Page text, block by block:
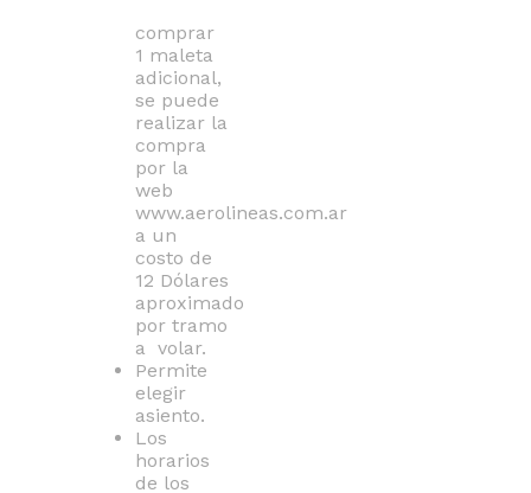
comprar
1 maleta
adicional,
se puede
realizar la
compra
por la
web
www.aerolineas.com.ar
a un
costo de
12 Dólares
aproximado
por tramo
a volar.
Permite
elegir
asiento.
Los
horarios
de los